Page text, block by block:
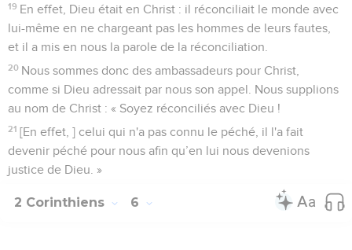
19 En effet, Dieu était en Christ : il réconciliait le monde avec
lui-même en ne chargeant pas les hommes de leurs fautes,
et il a mis en nous la parole de la réconciliation.
20 Nous sommes donc des ambassadeurs pour Christ,
comme si Dieu adressait par nous son appel. Nous supplions
au nom de Christ : « Soyez réconciliés avec Dieu !
21 [En effet, ] celui qui n'a pas connu le péché, il l'a fait
devenir péché pour nous afin qu’en lui nous devenions
justice de Dieu. »
2 Corinthiens 6